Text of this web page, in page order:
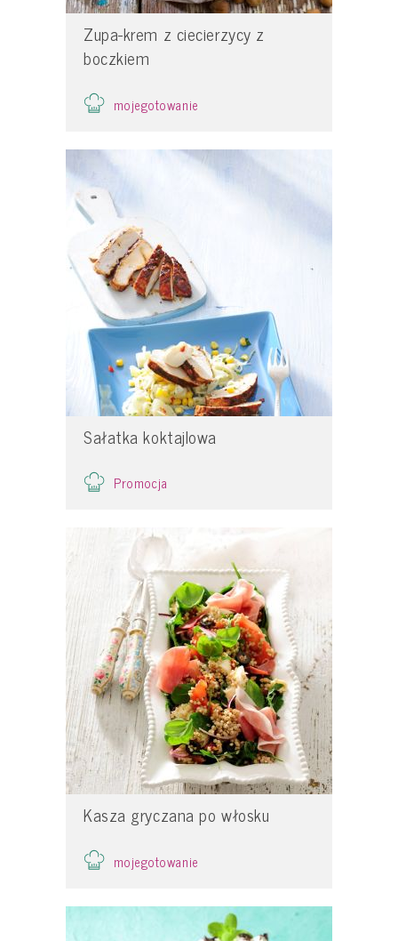
Zupa-krem z ciecierzycy z
boczkiem
mojegotowanie
Sałatka koktajlowa
Promocja
Kasza gryczana po włosku
mojegotowanie